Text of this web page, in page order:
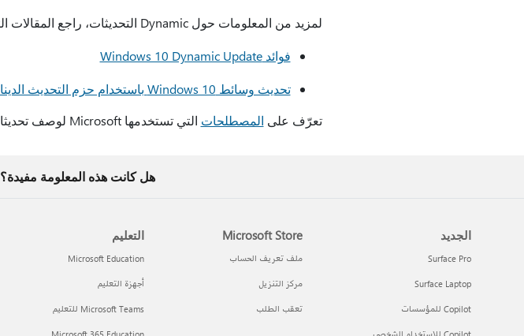
لمزيد من المعلومات حول Dynamic التحديثات، راجع المقالات التالية:
فوائد Windows 10 Dynamic Update
تحديث وسائط Windows 10 باستخدام حزم التحديث الديناميكي
تعرّف على المصطلحات التي تستخدمها Microsoft لوصف تحديثات البرامج.
هل كانت هذه المعلومة مفيدة؟
الجديد
Surface Pro
Surface Laptop
Copilot للمؤسسات
Microsoft Store
ملف تعريف الحساب
مركز التنزيل
تعقب الطلب
التعليم
Microsoft Education
أجهزة التعليم
Microsoft Teams للتعليم